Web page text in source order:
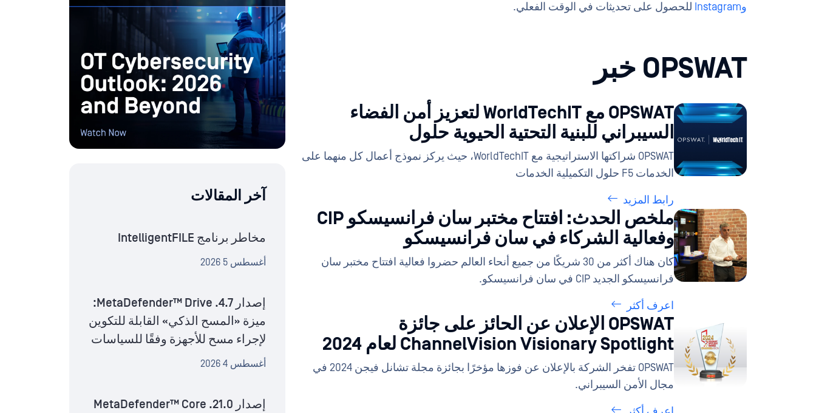
وInstagram
للحصول على تحديثات في الوقت الفعلي.
OPSWAT خبر
OPSWAT مع WorldTechIT لتعزيز أمن الفضاء
السيبراني للبنية التحتية الحيوية حلول
OPSWAT شراكتها الاستراتيجية مع WorldTechIT، حيث يركز نموذج أعمال كل منهما على
الخدمات F5 حلول التكميلية الخدمات
رابط المزيد
ملخص الحدث: افتتاح مختبر سان فرانسيسكو CIP
وفعالية الشركاء في سان فرانسيسكو
كان هناك أكثر من 30 شريكًا من جميع أنحاء العالم حضروا فعالية افتتاح مختبر سان
فرانسيسكو الجديد CIP في سان فرانسيسكو.
اعرف أكثر
OPSWAT الإعلان عن الحائز على جائزة
ChannelVision Visionary Spotlight لعام 2024
OPSWAT تفخر الشركة بالإعلان عن فوزها مؤخرًا بجائزة مجلة تشانل فيجن 2024 في
مجال الأمن السيبراني.
آخر المقالات
مخاطر برنامج IntelligentFILE
أغسطس 5 2026
إصدار MetaDefender™ Drive .4.7:
ميزة «المسح الذكي» القابلة للتكوين
لإجراء مسح للأجهزة وفقًا للسياسات
أغسطس 4 2026
إصدار MetaDefender™ Core .21.0